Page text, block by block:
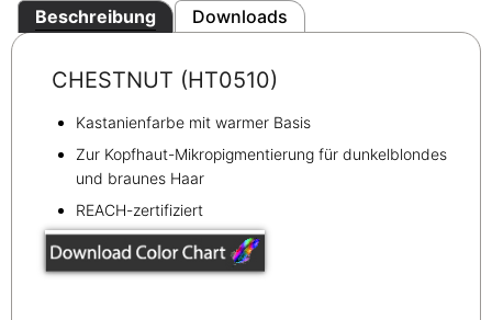
Beschreibung Downloads
CHESTNUT (HT0510)
Kastanienfarbe mit warmer Basis
Zur Kopfhaut-Mikropigmentierung für dunkelblondes
und braunes Haar
REACH-zertifiziert